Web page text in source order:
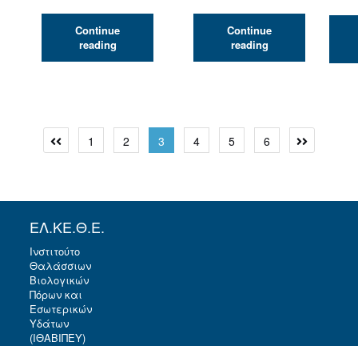
Continue
readingΜικρή
αύξηση
την
καταιγίδα
Continue
readingΣταδιακή
ταπείνωση
λίμνης
Κάρλας
Σελιδοποίηση
1 2 3 4 5 6
ΕΛ.ΚΕ.Θ.Ε.
Ινστιτούτο
Θαλάσσιων
Βιολογικών
Πόρων και
Εσωτερικών
Υδάτων
(ΙΘΑΒΙΠΕΥ)